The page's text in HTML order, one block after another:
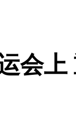
会